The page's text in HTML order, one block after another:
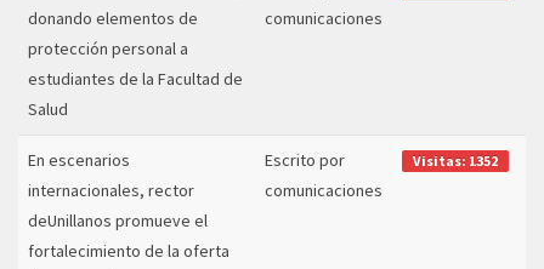
donando elementos de
protección personal a
estudiantes de la Facultad de
Salud
comunicaciones
En escenarios
internacionales, rector
deUnillanos promueve el
fortalecimiento de la oferta
Escrito por
comunicaciones
Visitas: 1352